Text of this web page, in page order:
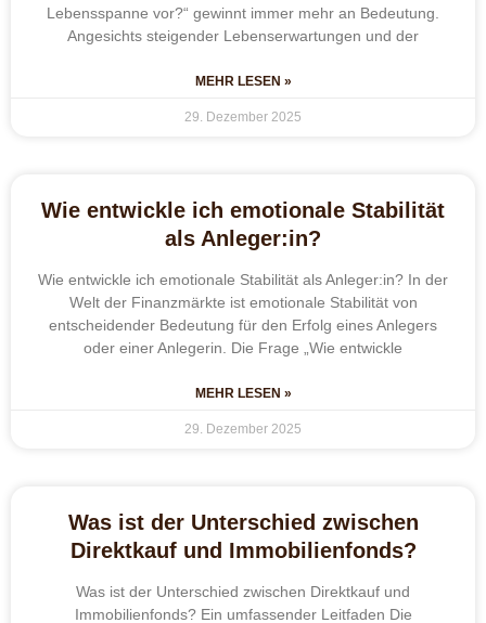
Lebensspanne vor?“ gewinnt immer mehr an Bedeutung.
Angesichts steigender Lebenserwartungen und der
MEHR LESEN »
29. Dezember 2025
Wie entwickle ich emotionale Stabilität
als Anleger:in?
Wie entwickle ich emotionale Stabilität als Anleger:in? In der
Welt der Finanzmärkte ist emotionale Stabilität von
entscheidender Bedeutung für den Erfolg eines Anlegers
oder einer Anlegerin. Die Frage „Wie entwickle
MEHR LESEN »
29. Dezember 2025
Was ist der Unterschied zwischen
Direktkauf und Immobilienfonds?
Was ist der Unterschied zwischen Direktkauf und
Immobilienfonds? Ein umfassender Leitfaden Die